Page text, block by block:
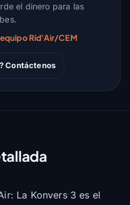
el dinero para las
Rid'Air/CEM
Contáctenos
La Konvers 3 es el